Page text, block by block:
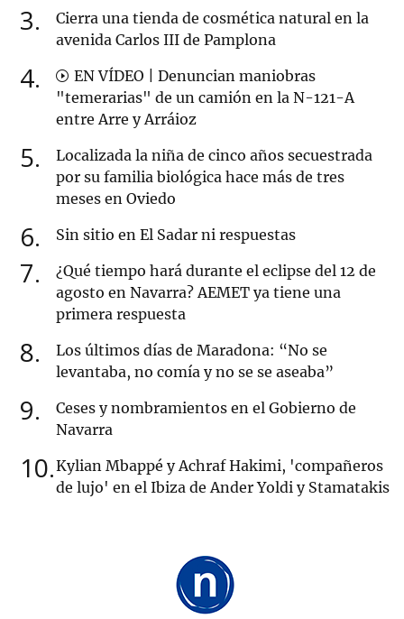
3
Cierra una tienda de cosmética natural en la
avenida Carlos III de Pamplona
4
EN VÍDEO | Denuncian maniobras
"temerarias" de un camión en la N-121-A
entre Arre y Arráioz
5
Localizada la niña de cinco años secuestrada
por su familia biológica hace más de tres
meses en Oviedo
6 Sin sitio en El Sadar ni respuestas
7
¿Qué tiempo hará durante el eclipse del 12 de
agosto en Navarra? AEMET ya tiene una
primera respuesta
8
Los últimos días de Maradona: “No se
levantaba, no comía y no se se aseaba”
9
Ceses y nombramientos en el Gobierno de
Navarra
10 Kylian Mbappé y Achraf Hakimi, 'compañeros
de lujo' en el Ibiza de Ander Yoldi y Stamatakis